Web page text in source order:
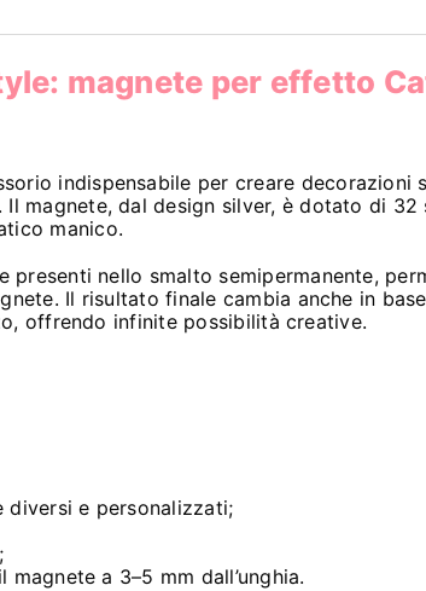
: magnete per effetto
indispensabile per creare decorazioni
. Il magnete, dal design silver, è dotato di 32
manico.
nello smalto semipermanente,
Il risultato finale cambia anche in base
offrendo infinite possibilità creative.
diversi e personalizzati;
a 3–5 mm dall’unghia.